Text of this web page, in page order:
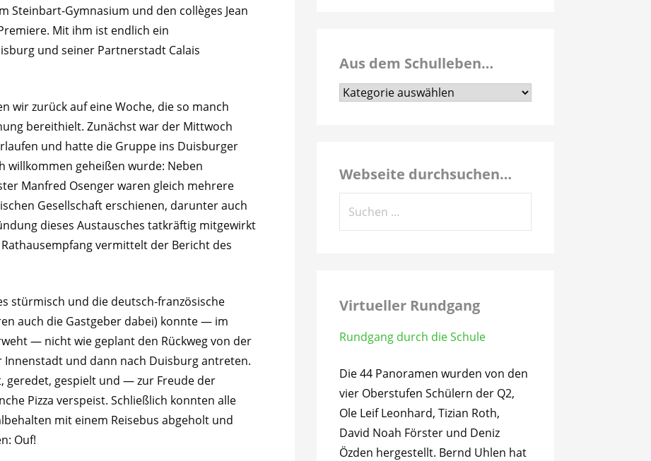
Steinbart-Gymnasium und den collèges Jean
Mit ihm ist endlich ein
und seiner Partnerstadt Calais
wir zurück auf eine Woche, die so manch
bereithielt. Zunächst war der Mittwoch
und hatte die Gruppe ins Duisburger
willkommen geheißen wurde: Neben
Manfred Osenger waren gleich mehrere
Gesellschaft erschienen, darunter auch
dieses Austausches tatkräftig mitgewirkt
vermittelt der Bericht des
stürmisch und die deutsch-französische
auch die Gastgeber dabei) konnte — im
— nicht wie geplant den Rückweg von der
und dann nach Duisburg antreten.
geredet, gespielt und — zur Freude der
Pizza verspeist. Schließlich konnten alle
mit einem Reisebus abgeholt und
Ouf!
Aus dem Schulleben…
Aus
Webseite durchsuchen…
Virtueller Rundgang
Rundgang durch die Schule
Die 44 Panoramen wurden von den
vier Oberstufen Schülern der Q2,
Ole Leif Leonhard, Tizian Roth,
David Noah Förster und Deniz
Özden hergestellt. Bernd Uhlen hat